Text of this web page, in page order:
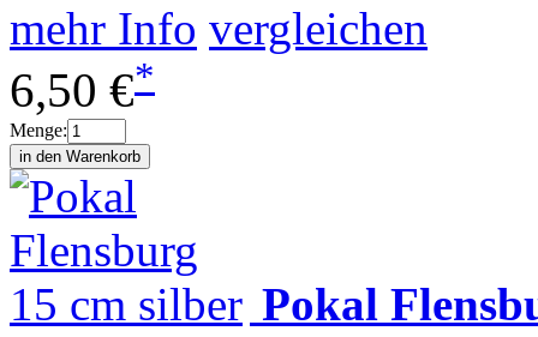
mehr Info vergleichen
6,50 €*
Menge:
Pokal